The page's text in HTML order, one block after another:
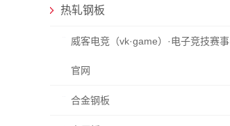
热轧钢板
威客电竞（vk·game）·电子竞技赛事
官网
合金钢板